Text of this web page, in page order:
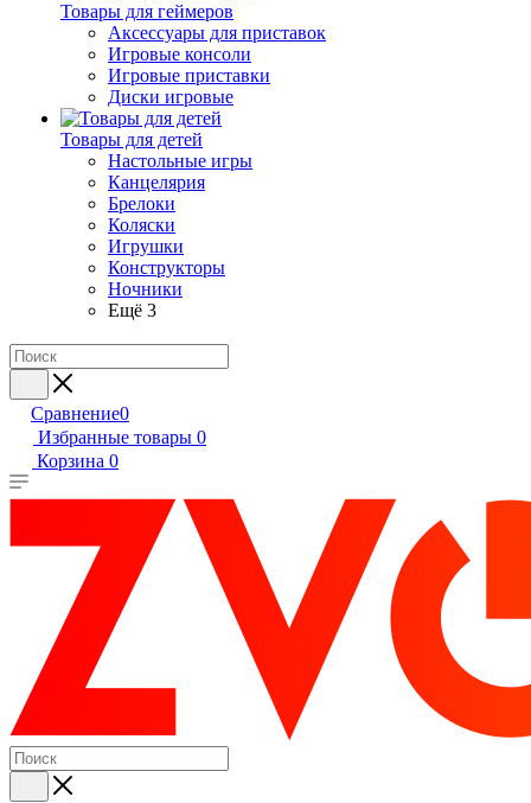
Товары для геймеров
Аксессуары для приставок
Игровые консоли
Игровые приставки
Диски игровые
Товары для детей
Настольные игры
Канцелярия
Брелоки
Коляски
Игрушки
Конструкторы
Ночники
Ещё 3
Сравнение0
Избранные товары 0
Корзина 0